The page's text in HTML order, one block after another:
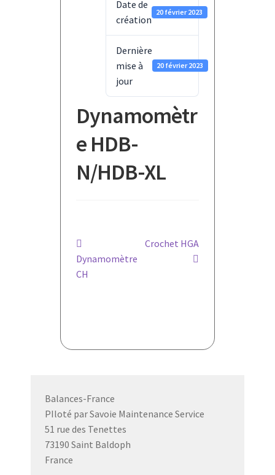
Date de
création
20 février 2023
Dernière
mise à
jour
20 février 2023
Dynamomètr
e HDB-
N/HDB-XL
Navigation
deprécédent :
Dynamomètre
CH
Article
Crochet HGA
Balances-France
PIloté par Savoie Maintenance Service
51 rue des Tenettes
73190 Saint Baldoph
France